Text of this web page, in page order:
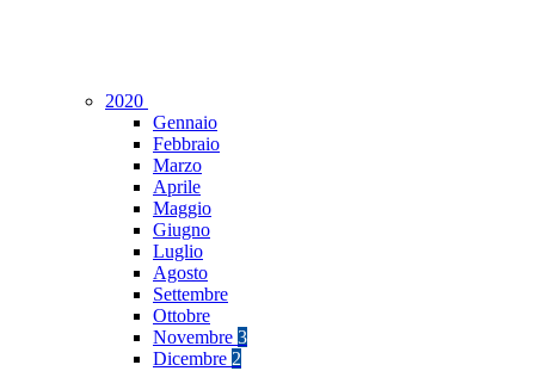
2020
Gennaio
Febbraio
Marzo
Aprile
Maggio
Giugno
Luglio
Agosto
Settembre
Ottobre
Novembre 3
Dicembre 2